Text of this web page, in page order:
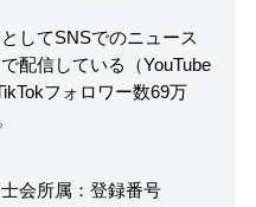
してSNSでのニュース
配信している（YouTube
フォロワー数69万
会所属：登録番号